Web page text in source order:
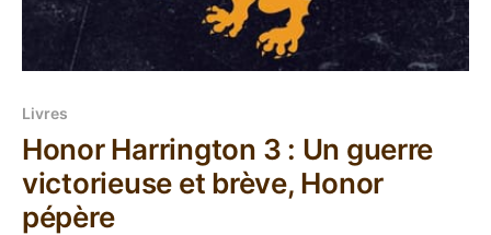
Livres
Honor Harrington 3 : Un guerre
victorieuse et brève, Honor
pépère